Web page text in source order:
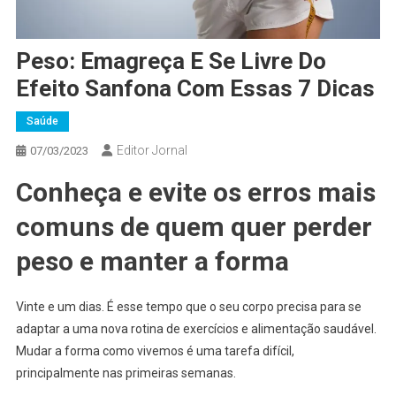
Peso: Emagreça E Se Livre Do
Efeito Sanfona Com Essas 7 Dicas
Saúde
07/03/2023 Editor Jornal
Conheça e evite os erros mais
comuns de quem quer perder
peso e manter a forma
Vinte e um dias. É esse tempo que o seu corpo precisa para se
adaptar a uma nova rotina de exercícios e alimentação saudável.
Mudar a forma como vivemos é uma tarefa difícil,
principalmente nas primeiras semanas.